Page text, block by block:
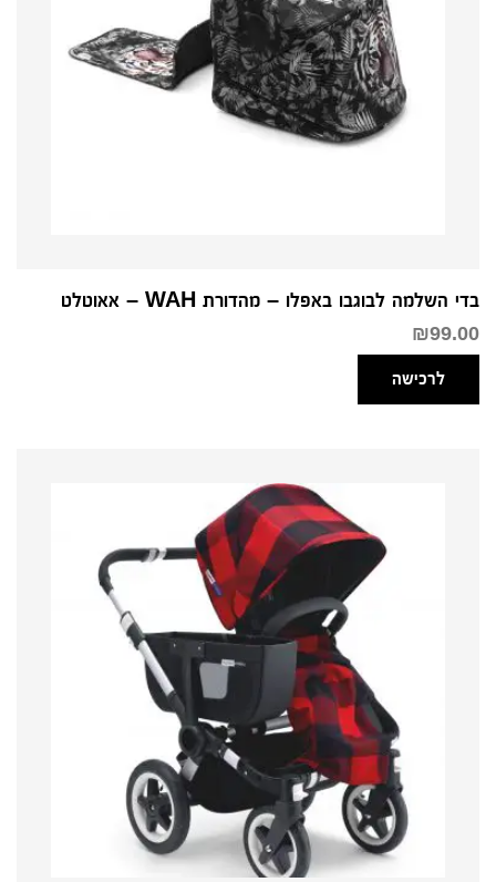
בדי השלמה לבוגבו באפלו – מהדורת WAH – אאוטלט
₪99.00
לרכישה